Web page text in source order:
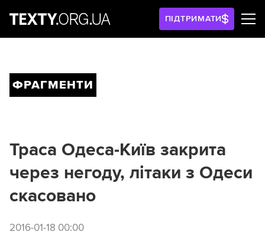
ПІДТРИМАТИ
ФРАГМЕНТИ
Траса Одеса-Київ закрита
через негоду, літаки з Одеси
скасовано
2016-01-18 00:00